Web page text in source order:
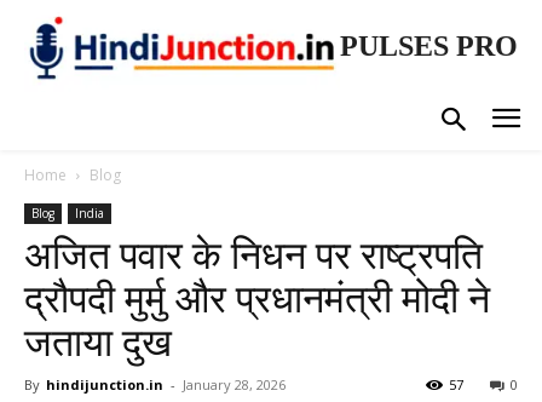
PULSES PRO
Home Blog
Blog India
अजित पवार के निधन पर राष्ट्रपति
द्रौपदी मुर्मु और प्रधानमंत्री मोदी ने
जताया दुख
By hindijunction.in - January 28, 2026 0
57